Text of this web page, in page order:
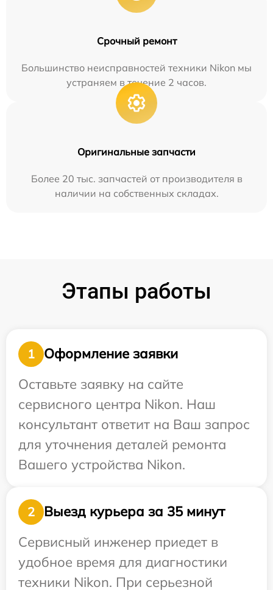
Срочный ремонт
Большинство неисправностей техники Nikon мы
устраняем в течение 2 часов.
Оригинальные запчасти
Более 20 тыс. запчастей от производителя в
наличии на собственных складах.
Этапы работы
1
Оформление заявки
Оставьте заявку на сайте
сервисного центра Nikon. Наш
консультант ответит на Ваш запрос
для уточнения деталей ремонта
Вашего устройства Nikon.
2
Выезд курьера за 35 минут
Сервисный инженер приедет в
удобное время для диагностики
техники Nikon. При серьезной